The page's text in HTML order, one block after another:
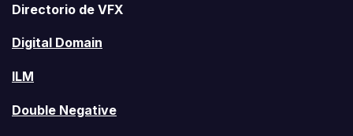
Directorio de VFX
Digital Domain
ILM
Double Negative